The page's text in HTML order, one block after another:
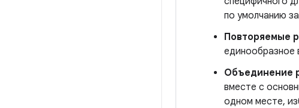
по умолчанию
Повторяемые
единообразное
Объединение
вместе с
одном месте,